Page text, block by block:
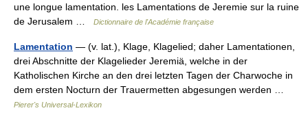
une longue lamentation. les Lamentations de Jeremie sur la ruine
de Jerusalem …
Dictionnaire de l'Académie française
Lamentation — (v. lat.), Klage, Klagelied; daher Lamentationen,
drei Abschnitte der Klagelieder Jeremiä, welche in der
Katholischen Kirche an den drei letzten Tagen der Charwoche in
dem ersten Nocturn der Trauermetten abgesungen werden …
Pierer's Universal-Lexikon